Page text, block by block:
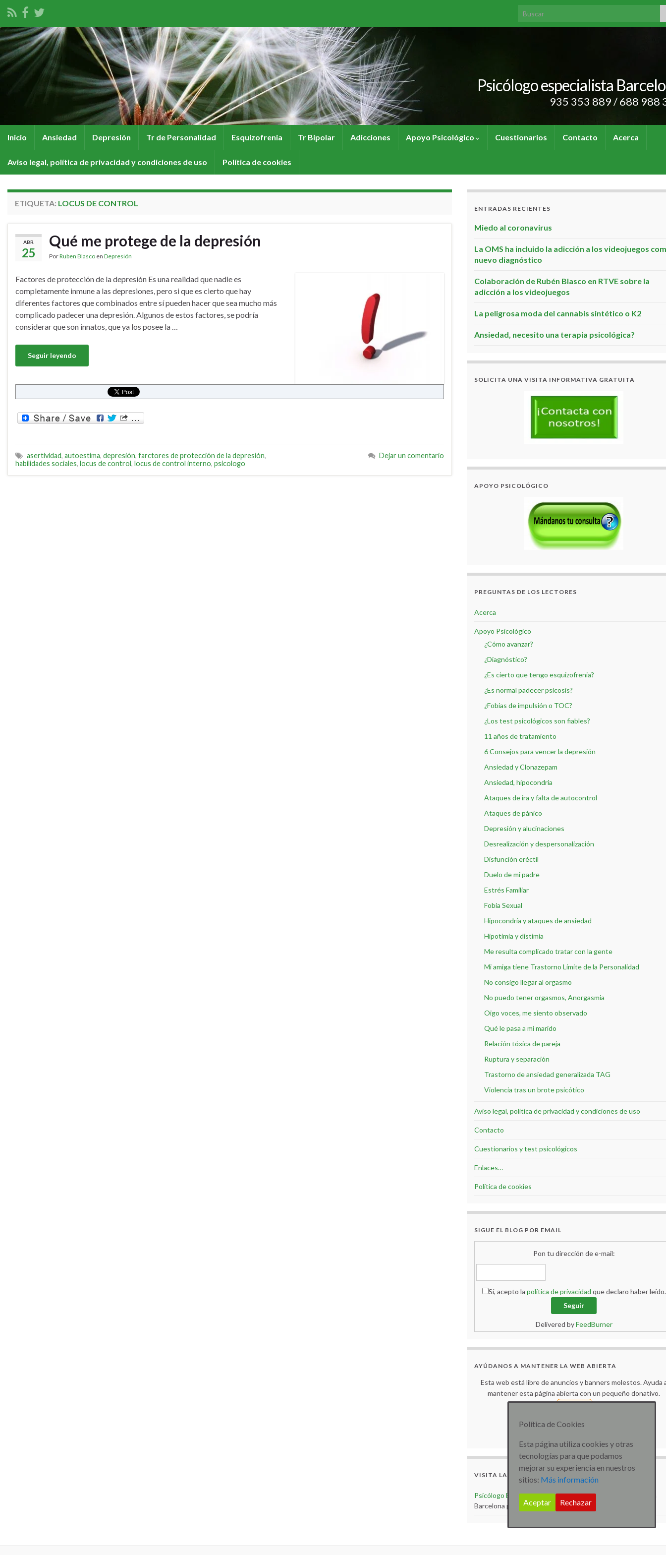
Search for:
Psicólogo especialista
935 353 889 / 688 988
Inicio Ansiedad Depresión Tr de Personalidad Esquizofrenia Tr Bipolar Adicciones Apoyo Psicológico Cuestionarios Contacto Acerca
Aviso legal, política de privacidad y condiciones de uso Política de cookies
ETIQUETA: LOCUS DE CONTROL
ABR
25
Qué me protege de la depresión
PorRuben Blasco en Depresión
Factores de protección de la depresión Es una realidad que nadie es
completamente inmune a las depresiones, pero si que es cierto que hay
diferentes factores que combinados entre sí pueden hacer que sea mucho más
complicado padecer una depresión. Algunos de estos factores, se podría
considerar que son innatos, que ya los posee la …
Seguir leyendo
asertividad, autoestima, depresión, farctores de protección de la depresión,
habilidades sociales, locus de control, locus de control interno, psicologo
Dejar un comentario
ENTRADAS RECIENTES
Miedo al coronavirus
La OMS ha incluido la adicción a los videojuegos
nuevo diagnóstico
Colaboración de Rubén Blasco en RTVE sobre la
adicción a los videojuegos
La peligrosa moda del cannabis sintético o K2
Ansiedad, necesito una terapia psicológica?
SOLICITA UNA VISITA INFORMATIVA GRATUITA
APOYO PSICOLÓGICO
PREGUNTAS DE LOS LECTORES
Acerca
Apoyo Psicológico
¿Cómo avanzar?
¿Diagnóstico?
¿Es cierto que tengo esquizofrenia?
¿Es normal padecer psicosis?
¿Fobias de impulsión o TOC?
¿Los test psicológicos son fiables?
11 años de tratamiento
6 Consejos para vencer la depresión
Ansiedad y Clonazepam
Ansiedad, hipocondria
Ataques de ira y falta de autocontrol
Ataques de pánico
Depresión y alucinaciones
Desrealización y despersonalización
Disfunción eréctil
Duelo de mi padre
Estrés Familiar
Fobia Sexual
Hipocondría y ataques de ansiedad
Hipotimia y distimia
Me resulta complicado tratar con la gente
Mi amiga tiene Trastorno Límite de la Personalidad
No consigo llegar al orgasmo
No puedo tener orgasmos, Anorgasmia
Oigo voces, me siento observado
Qué le pasa a mi marido
Relación tóxica de pareja
Ruptura y separación
Trastorno de ansiedad generalizada TAG
Violencia tras un brote psicótico
Aviso legal, política de privacidad y condiciones de uso
Contacto
Cuestionarios y test psicológicos
Enlaces…
Política de cookies
SIGUE EL BLOG POR EMAIL
Pon tu dirección de e-mail:
Sí, acepto la política de privacidad que declaro haber leído.
Delivered byFeedBurner
AYÚDANOS A MANTENER LA WEB ABIERTA
Esta web está libre de anuncios y banners molestos. Ayuda
mantener esta página abierta con un pequeño donativo.
VISITA LA WEB
Psicólogo BarcelonaVisita la web de Psicólogo especialista
Barcelona para más artículos e información
Política de Cookies
Esta página utiliza cookies y otras
tecnologías para que podamos
mejorar su experiencia en nuestros
sitios: Más información
Aceptar Rechazar